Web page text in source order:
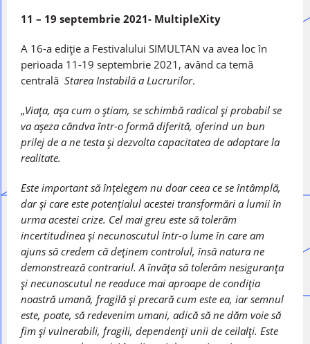
11 – 19 septembrie 2021- MultipleXity
A 16-a ediție a Festivalului SIMULTAN va avea loc în
perioada 11-19 septembrie 2021, având ca temă
centrală Starea Instabilă a Lucrurilor.
„Viaţa, aşa cum o ştiam, se schimbă radical şi probabil se
va așeza cândva într-o formă diferită, oferind un bun
prilej de a ne testa şi dezvolta capacitatea de adaptare la
realitate.
Este important să înţelegem nu doar ceea ce se întâmplă,
dar şi care este potenţialul acestei transformări a lumii în
urma acestei crize. Cel mai greu este să tolerăm
incertitudinea şi necunoscutul într-o lume în care am
ajuns să credem că deținem controlul, însă natura ne
demonstrează contrariul. A învăţa să tolerăm nesiguranţa
şi necunoscutul ne readuce mai aproape de condiţia
noastră umană, fragilă şi precară cum este ea, iar semnul
este, poate, să redevenim umani, adică să ne dăm voie să
fim şi vulnerabili, fragili, dependenţi unii de ceilalţi. Este